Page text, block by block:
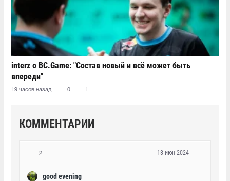
interz о BC.Game: "Состав новый и всё может быть
впереди"
19 часов назад 0 1
КОММЕНТАРИИ
2
good evening
13 июн 2024